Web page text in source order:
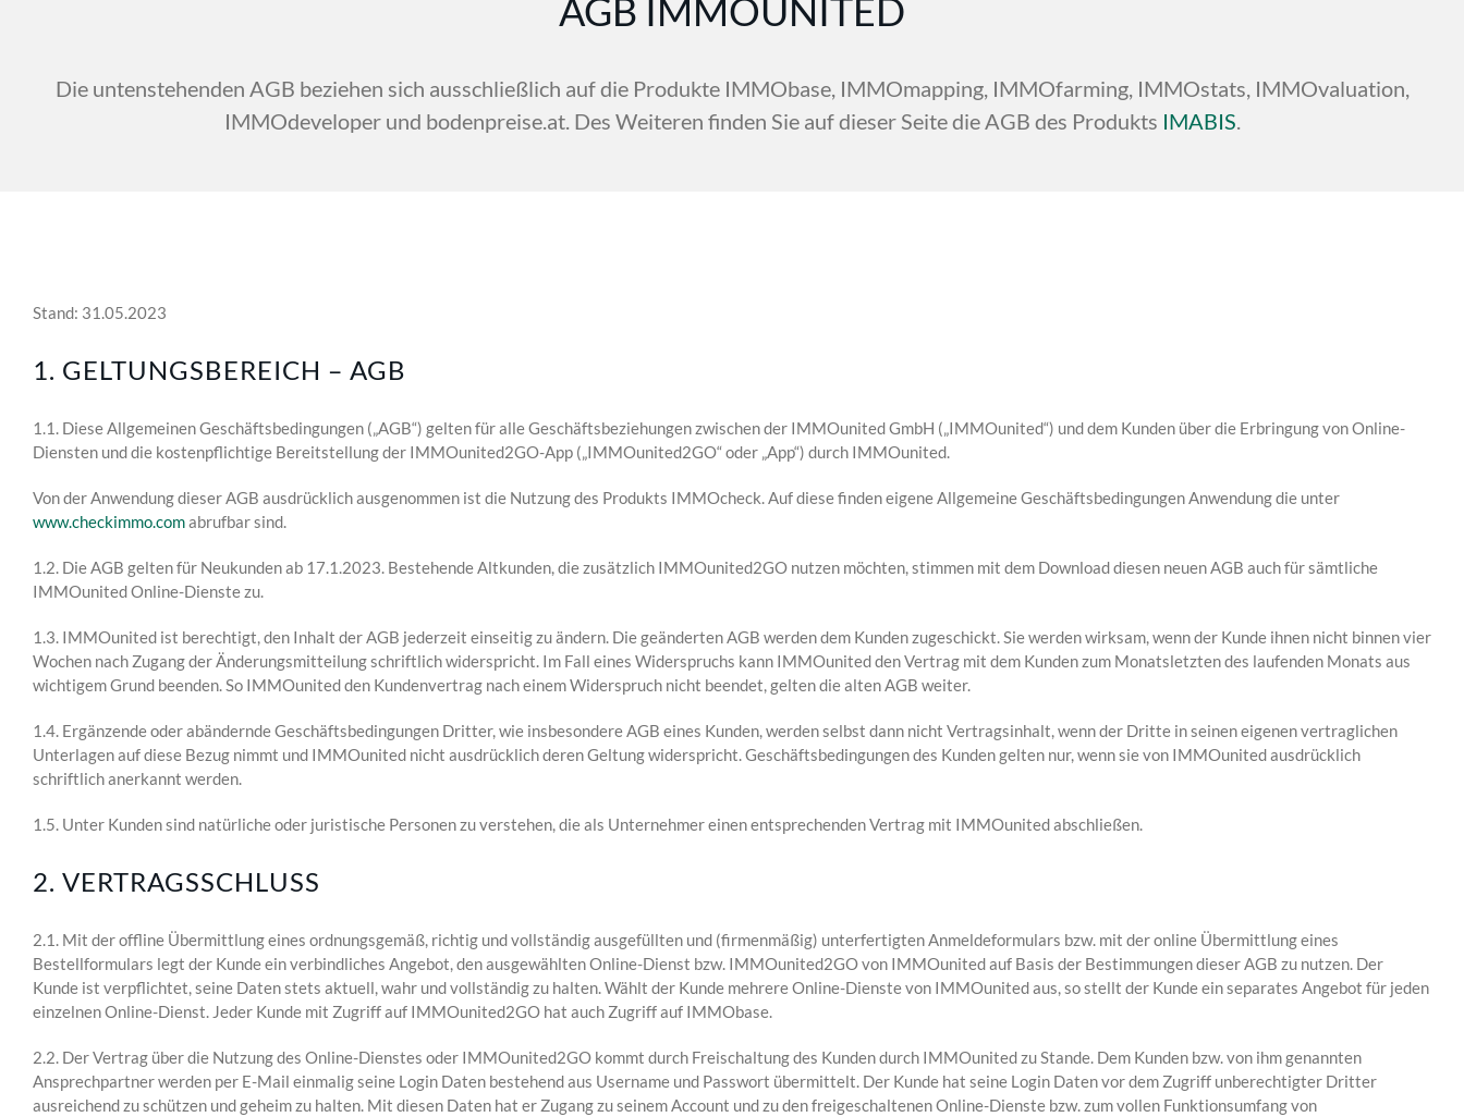
AGB IMMOUNITED
Die untenstehenden AGB beziehen sich ausschließlich auf die Produkte IMMObase, IMMOmapping, IMMOfarming, IMMOstats, IMMOvaluation,
IMMOdeveloper und bodenpreise.at. Des Weiteren finden Sie auf dieser Seite die AGB des Produkts IMABIS.
Stand: 31.05.2023
1. GELTUNGSBEREICH – AGB
1.1. Diese Allgemeinen Geschäftsbedingungen („AGB“) gelten für alle Geschäftsbeziehungen zwischen der IMMOunited GmbH („IMMOunited“) und dem Kunden über die Erbringung von Online-
Diensten und die kostenpflichtige Bereitstellung der IMMOunited2GO-App („IMMOunited2GO“ oder „App“) durch IMMOunited.
Von der Anwendung dieser AGB ausdrücklich ausgenommen ist die Nutzung des Produkts IMMOcheck. Auf diese finden eigene Allgemeine Geschäftsbedingungen Anwendung die unter
www.checkimmo.comabrufbar sind.
1.2. Die AGB gelten für Neukunden ab 17.1.2023. Bestehende Altkunden, die zusätzlich IMMOunited2GO nutzen möchten, stimmen mit dem Download diesen neuen AGB auch für sämtliche
IMMOunited Online-Dienste zu.
1.3. IMMOunited ist berechtigt, den Inhalt der AGB jederzeit einseitig zu ändern. Die geänderten AGB werden dem Kunden zugeschickt. Sie werden wirksam, wenn der Kunde ihnen nicht binnen vier
Wochen nach Zugang der Änderungsmitteilung schriftlich widerspricht. Im Fall eines Widerspruchs kann IMMOunited den Vertrag mit dem Kunden zum Monatsletzten des laufenden Monats aus
wichtigem Grund beenden. So IMMOunited den Kundenvertrag nach einem Widerspruch nicht beendet, gelten die alten AGB weiter.
1.4. Ergänzende oder abändernde Geschäftsbedingungen Dritter, wie insbesondere AGB eines Kunden, werden selbst dann nicht Vertragsinhalt, wenn der Dritte in seinen eigenen vertraglichen
Unterlagen auf diese Bezug nimmt und IMMOunited nicht ausdrücklich deren Geltung widerspricht. Geschäftsbedingungen des Kunden gelten nur, wenn sie von IMMOunited ausdrücklich
schriftlich anerkannt werden.
1.5. Unter Kunden sind natürliche oder juristische Personen zu verstehen, die als Unternehmer einen entsprechenden Vertrag mit IMMOunited abschließen.
2. VERTRAGSSCHLUSS
2.1. Mit der offline Übermittlung eines ordnungsgemäß, richtig und vollständig ausgefüllten und (firmenmäßig) unterfertigten Anmeldeformulars bzw. mit der online Übermittlung eines
Bestellformulars legt der Kunde ein verbindliches Angebot, den ausgewählten Online-Dienst bzw. IMMOunited2GO von IMMOunited auf Basis der Bestimmungen dieser AGB zu nutzen. Der
Kunde ist verpflichtet, seine Daten stets aktuell, wahr und vollständig zu halten. Wählt der Kunde mehrere Online-Dienste von IMMOunited aus, so stellt der Kunde ein separates Angebot für jeden
einzelnen Online-Dienst. Jeder Kunde mit Zugriff auf IMMOunited2GO hat auch Zugriff auf IMMObase.
2.2. Der Vertrag über die Nutzung des Online-Dienstes oder IMMOunited2GO kommt durch Freischaltung des Kunden durch IMMOunited zu Stande. Dem Kunden bzw. von ihm genannten
Ansprechpartner werden per E-Mail einmalig seine Login Daten bestehend aus Username und Passwort übermittelt. Der Kunde hat seine Login Daten vor dem Zugriff unberechtigter Dritter
ausreichend zu schützen und geheim zu halten. Mit diesen Daten hat er Zugang zu seinem Account und zu den freigeschaltenen Online-Dienste bzw. zum vollen Funktionsumfang von